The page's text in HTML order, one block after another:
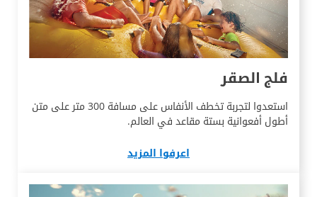
فلج الصقر
استعدوا لتجربة تخطف الأنفاس على مسافة 300 متر على متن
أطول أفعوانية بستة مقاعد في العالم.
اعرفوا المزيد